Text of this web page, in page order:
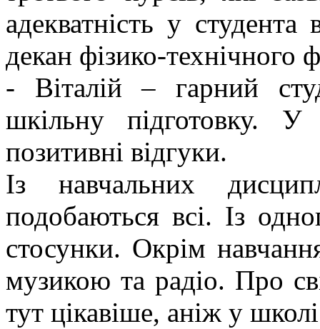
адекватність у
декан фізико-технічного
- Віталій – гарний
шкільну підготовку.
позитивні відгуки.
Із навчальних
подобаються всі. Із
стосунки. Окрім
музикою та радіо. Про
тут цікавіше, аніж у